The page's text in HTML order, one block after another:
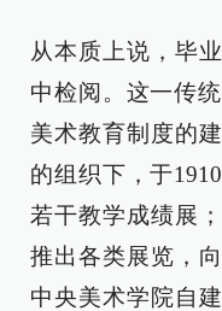
从本质上说，毕
中检阅。这一传
美术教育制度的
的组织下，于
若干教学成绩展
推出各类展览，
中央美术学院自